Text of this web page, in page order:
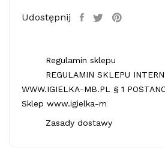
Udostępnij
Regulamin sklepu
REGULAMIN SKLEPU
WWW.IGIELKA-MB.PL § 1
Sklep www.igielka-m
Zasady dostawy